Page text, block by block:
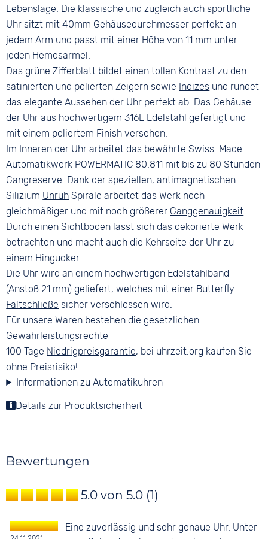
Bandschließe
Faltschließe
Lebenslage. Die klassische und zugleich auch sportliche
Uhr sitzt mit 40mm Gehäusedurchmesser perfekt an
jedem Arm und passt mit einer Höhe von 11 mm unter
jeden Hemdsärmel.
Das grüne Zifferblatt bildet einen tollen Kontrast zu den
satinierten und polierten Zeigern sowie Indizes und rundet
das elegante Aussehen der Uhr perfekt ab. Das Gehäuse
der Uhr aus hochwertigem 316L Edelstahl gefertigt und
mit einem poliertem Finish versehen.
Im Inneren der Uhr arbeitet das bewährte Swiss-Made-
Automatikwerk POWERMATIC 80.811 mit bis zu 80 Stunden
Gangreserve. Dank der speziellen, antimagnetischen
Silizium Unruh Spirale arbeitet das Werk noch
gleichmäßiger und mit noch größerer Ganggenauigkeit.
Durch einen Sichtboden lässt sich das dekorierte Werk
betrachten und macht auch die Kehrseite der Uhr zu
einem Hingucker.
Die Uhr wird an einem hochwertigen Edelstahlband
(Anstoß 21 mm) geliefert, welches mit einer Butterfly-
Faltschließe sicher verschlossen wird.
Für unsere Waren bestehen die gesetzlichen
Gewährleistungsrechte
100 Tage Niedrigpreisgarantie, bei uhrzeit.org kaufen Sie
ohne Preisrisiko!
Informationen zu Automatikuhren
Details zur Produktsicherheit
Bewertungen
5.0 von 5.0 (1)
Eine zuverlässig und sehr genaue Uhr. Unter